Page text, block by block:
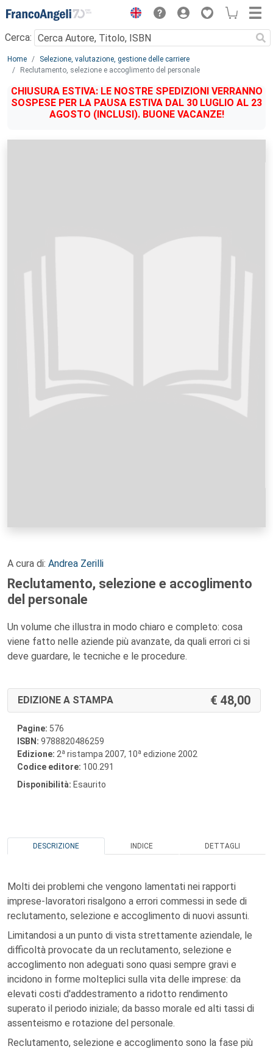
Menu
Cerca:
Main content
Home
Selezione, valutazione, gestione delle carriere
Reclutamento, selezione e accoglimento del personale
CHIUSURA ESTIVA: LE NOSTRE SPEDIZIONI VERRANNO
SOSPESE PER LA PAUSA ESTIVA DAL 30 LUGLIO AL 23
AGOSTO (INCLUSI). BUONE VACANZE!
A cura di: Andrea Zerilli
Reclutamento, selezione e accoglimento
del personale
Un volume che illustra in modo chiaro e completo: cosa
viene fatto nelle aziende più avanzate, da quali errori ci si
deve guardare, le tecniche e le procedure.
EDIZIONE A STAMPA 48,00
Pagine: 576
ISBN: 9788820486259
Edizione: 2a ristampa 2007, 10a edizione 2002
Codice editore: 100.291
Disponibilità: Esaurito
DESCRIZIONE INDICE DETTAGLI
Molti dei problemi che vengono lamentati nei rapporti
imprese-lavoratori risalgono a errori commessi in sede di
reclutamento, selezione e accoglimento di nuovi assunti.
Limitandosi a un punto di vista strettamente aziendale, le
difficoltà provocate da un reclutamento, selezione e
accoglimento non adeguati sono quasi sempre gravi e
incidono in forme molteplici sulla vita delle imprese: da
elevati costi d'addestramento a ridotto rendimento
superato il periodo iniziale; da basso morale ed alti tassi di
assenteismo e rotazione del personale.
Reclutamento, selezione e accoglimento sono la fase più